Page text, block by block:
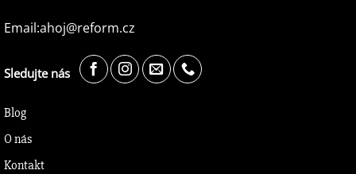
Email:ahoj@reform.cz
Sledujte nás
Blog
O nás
Kontakt